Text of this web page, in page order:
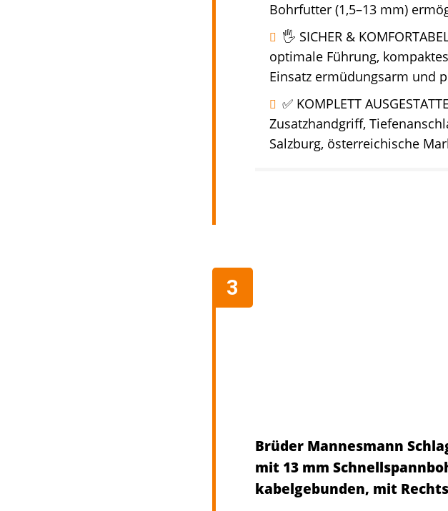
Bohrfutter (1,5–13 mm)
🖐️ SICHER &
optimale Führung,
Einsatz ermüdungsarm und
✅ KOMPLETT
Zusatzhandgriff,
Salzburg, österreichische
Brüder Mannesmann
mit 13 mm
kabelgebunden, mit